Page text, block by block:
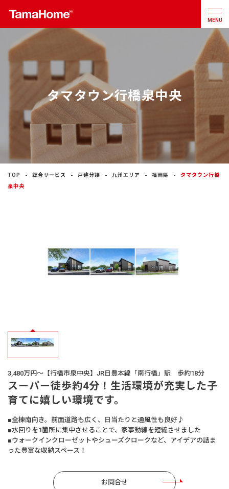
お問合せ
注文住宅
戸建分譲 住宅
リフォーム
生活サービス・その他
MENU
タマタウン行橋泉中央
TOP 総合サービス 戸建分譲 九州エリア 福岡県
タマタウン行橋
泉中央
3,480万円～【行橋市泉中央】JR日豊本線「南行橋」駅 歩約18分
スーパー徒歩約4分！生活環境が充実した子
育てに嬉しい環境です。
■全棟南向き。前面道路も広く、日当たりと通風性も良好♪
■水回りを1箇所に集中させることで、家事動線を短縮させました
■ウォークインクローゼットやシューズクロークなど、アイデアの詰ま
った豊富な収納スペース！
お問合せ